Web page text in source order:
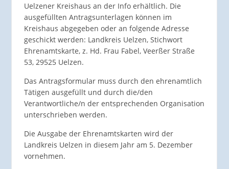
Uelzener Kreishaus an der Info erhältlich. Die
ausgefüllten Antragsunterlagen können im
Kreishaus abgegeben oder an folgende Adresse
geschickt werden: Landkreis Uelzen, Stichwort
Ehrenamtskarte, z. Hd. Frau Fabel, Veerßer Straße
53, 29525 Uelzen.
Das Antragsformular muss durch den ehrenamtlich
Tätigen ausgefüllt und durch die/den
Verantwortliche/n der entsprechenden Organisation
unterschrieben werden.
Die Ausgabe der Ehrenamtskarten wird der
Landkreis Uelzen in diesem Jahr am 5. Dezember
vornehmen.